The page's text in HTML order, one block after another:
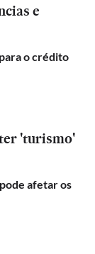
e
o crédito
'turismo'
afetar os